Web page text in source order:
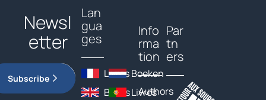
Newsl
etter
Subscribe
Lan
gua
ges
Livres
Books
Boeken
Livros
Info
rma
tion
Authors
Par
tn
ers